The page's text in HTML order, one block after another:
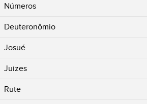
Números
Deuteronômio
Josué
Juizes
Rute